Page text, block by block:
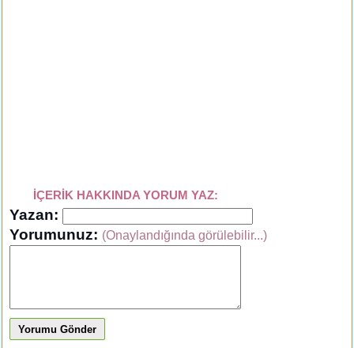
İÇERİK HAKKINDA YORUM YAZ:
Yazan:
Yorumunuz: (Onaylandığında görülebilir...)
Yorumu Gönder